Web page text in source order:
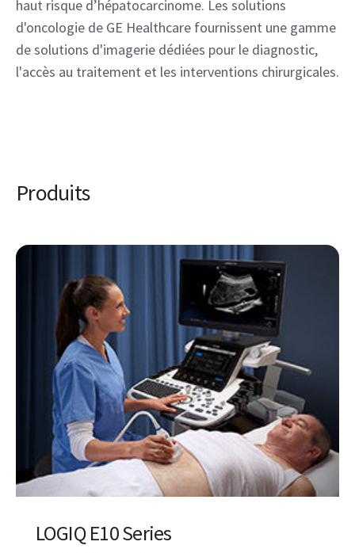
haut risque d’hépatocarcinome. Les solutions
d'oncologie de GE Healthcare fournissent une gamme
de solutions d'imagerie dédiées pour le diagnostic,
l'accès au traitement et les interventions chirurgicales.
Produits
LOGIQ E10 Series